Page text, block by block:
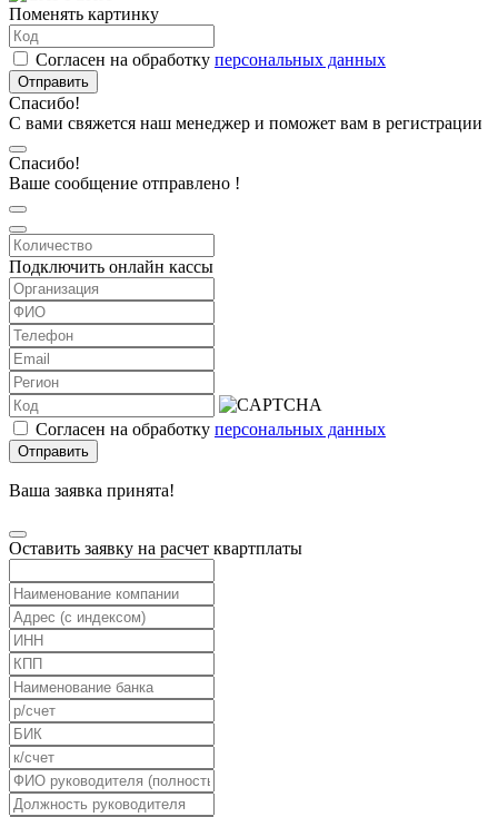
Поменять картинку
Согласен на обработку персональных данных
Отправить
Спасибо!
С вами свяжется наш менеджер и поможет вам в регистрации
Спасибо!
Ваше сообщение отправлено !
Подключить онлайн кассы
Согласен на обработку персональных данных
Отправить
Ваша заявка принята!
Оставить заявку на расчет квартплаты